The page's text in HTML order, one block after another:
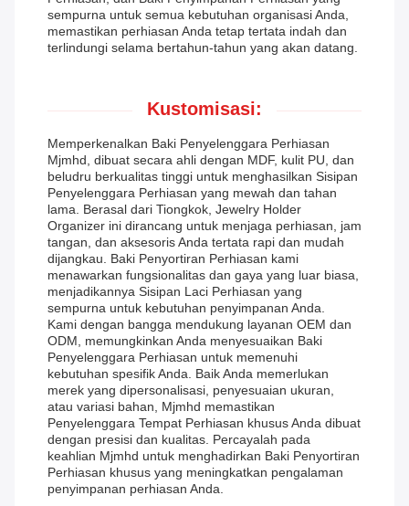
sempurna untuk semua kebutuhan organisasi Anda,
memastikan perhiasan Anda tetap tertata indah dan
terlindungi selama bertahun-tahun yang akan datang.
Kustomisasi:
Memperkenalkan Baki Penyelenggara Perhiasan
Mjmhd, dibuat secara ahli dengan MDF, kulit PU, dan
beludru berkualitas tinggi untuk menghasilkan Sisipan
Penyelenggara Perhiasan yang mewah dan tahan
lama. Berasal dari Tiongkok, Jewelry Holder
Organizer ini dirancang untuk menjaga perhiasan, jam
tangan, dan aksesoris Anda tertata rapi dan mudah
dijangkau. Baki Penyortiran Perhiasan kami
menawarkan fungsionalitas dan gaya yang luar biasa,
menjadikannya Sisipan Laci Perhiasan yang
sempurna untuk kebutuhan penyimpanan Anda.
Kami dengan bangga mendukung layanan OEM dan
ODM, memungkinkan Anda menyesuaikan Baki
Penyelenggara Perhiasan untuk memenuhi
kebutuhan spesifik Anda. Baik Anda memerlukan
merek yang dipersonalisasi, penyesuaian ukuran,
atau variasi bahan, Mjmhd memastikan
Penyelenggara Tempat Perhiasan khusus Anda dibuat
dengan presisi dan kualitas. Percayalah pada
keahlian Mjmhd untuk menghadirkan Baki Penyortiran
Perhiasan khusus yang meningkatkan pengalaman
penyimpanan perhiasan Anda.